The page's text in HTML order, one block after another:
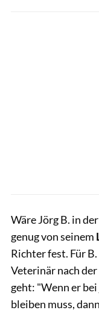
Wäre Jörg B. in
genug von seinem
Richter fest. Für
Veterinär nach
geht: "Wenn er
bleiben muss,